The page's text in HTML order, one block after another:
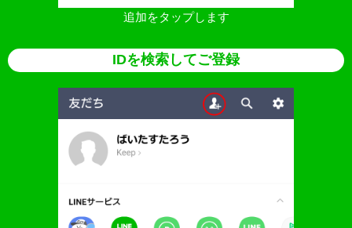
追加をタップします
IDを検索してご登録